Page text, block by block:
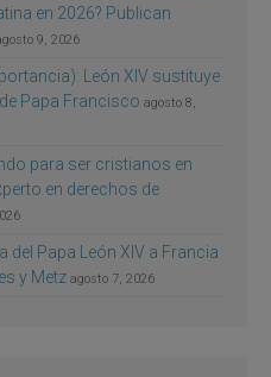
en 2026? Publican
9, 2026
León XIV sustituye
Papa Francisco agosto 8,
para ser cristianos en
en derechos de
del Papa León XIV a Francia
y Metz agosto 7, 2026